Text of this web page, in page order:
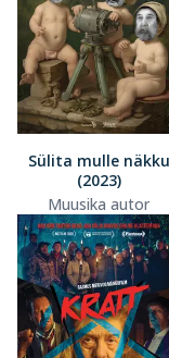
Sülita mulle näkku
(2023)
Muusika autor